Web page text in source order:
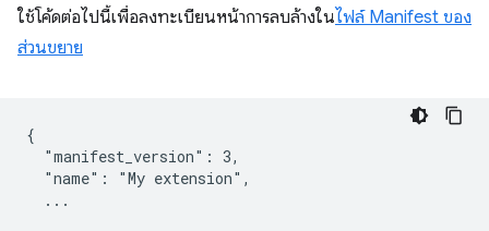
ใช้โค้ดต่อไปนี้เพื่อลงทะเบียนหน้าการลบล้างในไฟล์ Manifest ของ
ส่วนขยาย
{
  "manifest_version": 3,
  "name": "My extension",
  ...